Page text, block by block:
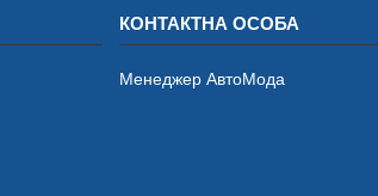
Менеджер АвтоМода